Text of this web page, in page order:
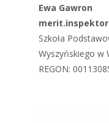
Ewa Gawron
Szkoła
Wyszyńskiego w
REGON: